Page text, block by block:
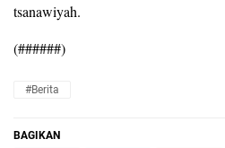
tsanawiyah.
(######)
#Berita
BAGIKAN